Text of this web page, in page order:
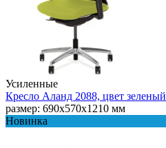
Усиленные
Кресло Аланд 2088, цвет зеленый
размер: 690x570x1210 мм
Новинка